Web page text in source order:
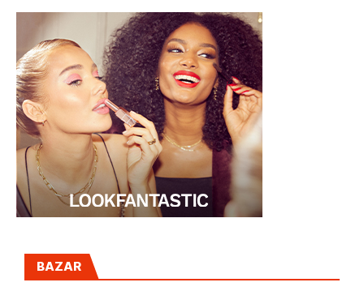
BAZAR